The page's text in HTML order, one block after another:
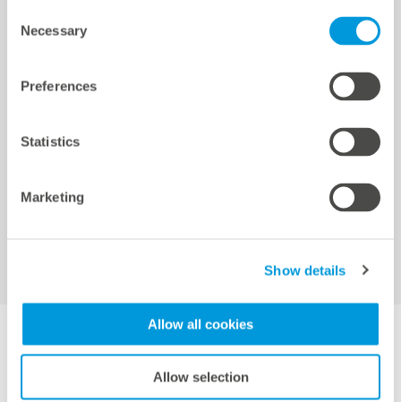
Selection
Necessary
Preferences
Statistics
Marketing
Show details
Allow all cookies
Allow selection
Cookie settings
クイックリンク
ロケーション
ダウンロード
認証と宣言
DE EN FR IT ES JP